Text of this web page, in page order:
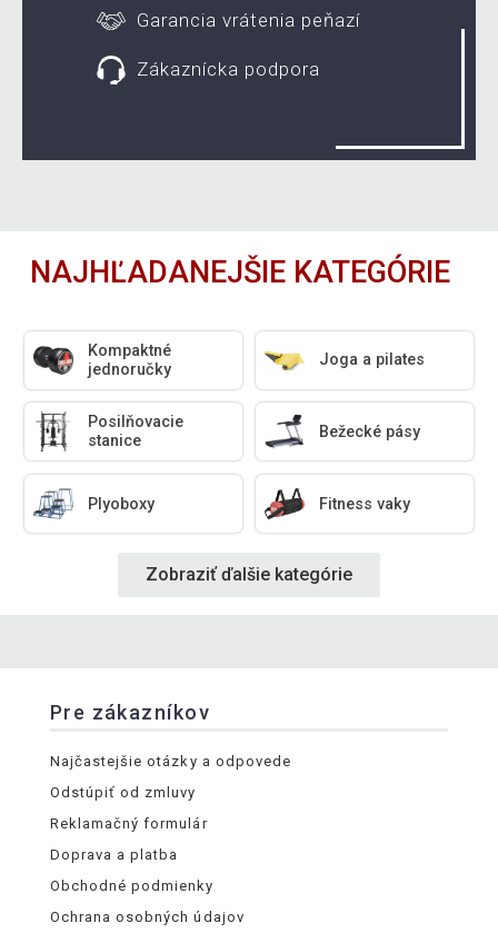
Garancia vrátenia peňazí
Zákaznícka podpora
NAJHĽADANEJŠIE KATEGÓRIE
Kompaktné
jednoručky
Joga a pilates
Posilňovacie
stanice
Bežecké pásy
Plyoboxy Fitness vaky
Zobraziť ďalšie kategórie
Pre zákazníkov
Najčastejšie otázky a odpovede
Odstúpiť od zmluvy
Reklamačný formulár
Doprava a platba
Obchodné podmienky
Ochrana osobných údajov